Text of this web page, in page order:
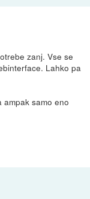
zanj. Vse se
Lahko pa
ampak samo eno